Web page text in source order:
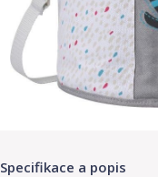
Specifikace a popis